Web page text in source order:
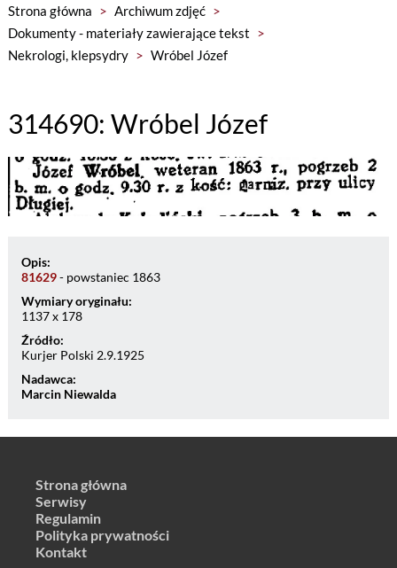
Strona główna > Archiwum zdjęć >
Dokumenty - materiały zawierające tekst >
Nekrologi, klepsydry > Wróbel Józef
314690: Wróbel Józef
Opis:
81629- powstaniec 1863
Wymiary oryginału:
1137 x 178
Źródło:
Kurjer Polski 2.9.1925
Nadawca:
Marcin Niewalda
Strona główna
Serwisy
Regulamin
Polityka prywatności
Kontakt